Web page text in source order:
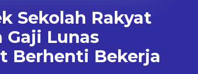
Sekolah Rakyat
Gaji Lunas
Berhenti Bekerja